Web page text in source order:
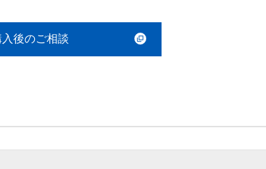
入後のご相談